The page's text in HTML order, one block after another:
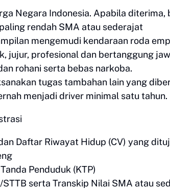
Negara Indonesia. Apabila
rendah SMA atau sederajat
mengemudi kendaraan roda
jujur, profesional dan bertanggung
rohani serta bebas narkoba.
tugas tambahan lain yang
menjadi driver minimal satu tahun.
Daftar Riwayat Hidup (CV) yang
Penduduk (KTP)
serta Transkip Nilai SMA atau